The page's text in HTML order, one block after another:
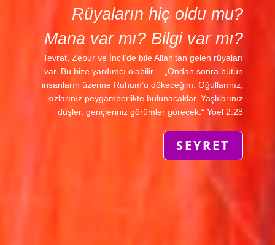
Rüyaların hiç oldu mu?
Mana var mı? Bilgi var mı?
Tevrat, Zebur ve İncil’de bile Allah’tan gelen rüyaları
var. Bu bize yardımcı olabilir… „Ondan sonra bütün
insanların üzerine Ruhum’u dökece­ğim. Oğullarınız,
kızlarınız peygamberlikte bulunacaklar. Yaşlılarınız
düşler, gençleriniz görümler görecek.“ Yoel 2:28
SEYRET